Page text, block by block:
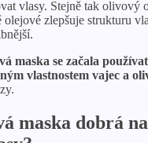
vlasy. Stejně tak olivový
zlepšuje strukturu
maska ​​se začala
vlastnostem vajec a
maska ​​dobrá na